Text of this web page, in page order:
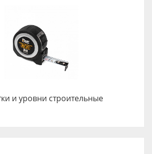
и уровни строительные